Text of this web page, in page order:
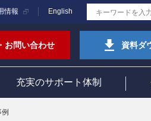
情報 English
お問い合わせ 資料ダ
充実のサポート体制